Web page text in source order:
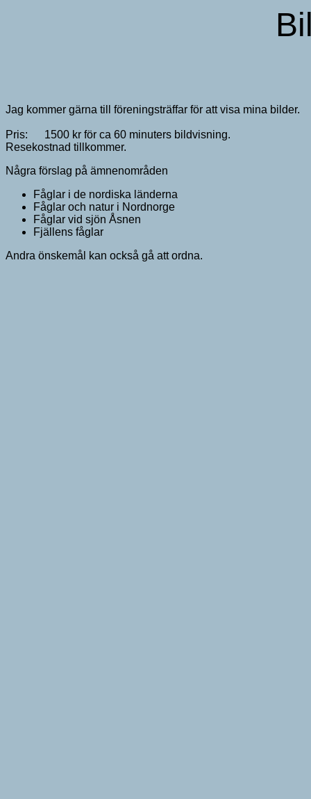
Jag kommer gärna till föreningsträffar för att visa mina bilder.
Pris: 1500 kr för ca 60 minuters bildvisning.
Resekostnad tillkommer.
Några förslag på ämnenområden
Fåglar i de nordiska länderna
Fåglar och natur i Nordnorge
Fåglar vid sjön Åsnen
Fjällens fåglar
Andra önskemål kan också gå att ordna.